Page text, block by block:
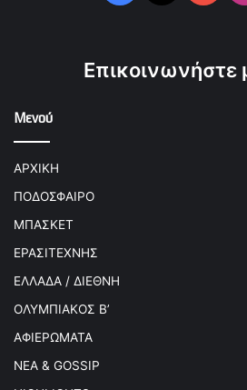
Επικοινωνήστε
Μενού
ΑΡΧΙΚΗ
ΠΟΔΟΣΦΑΙΡΟ
ΜΠΑΣΚΕΤ
ΕΡΑΣΙΤΕΧΝΗΣ
ΕΛΛΑΔΑ / ΔΙΕΘΝΗ
ΟΛΥΜΠΙΑΚΟΣ Β’
ΑΦΙΕΡΩΜΑΤΑ
ΝΕΑ & GOSSIP